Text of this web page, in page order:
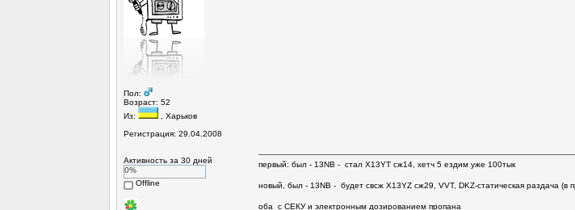
Пол:
Возраст: 52
Из:
, Харьков
Регистрация: 29.04.2008
Активность за 30 дней
0%
Offline
первый: был - 13NB - стал Х13YT сж14, хетч 5 ездим уже 100тык
новый, был - 13NB - будет свсж Х13YZ сж29, VVT, DKZ-статическая раздача (в
оба с СЕКУ и электронным дозированием пропана